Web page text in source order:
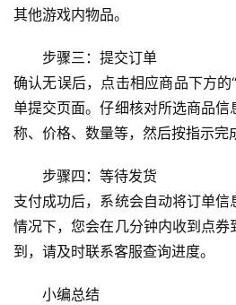
其他游戏内物品。
步骤三：提交订单
确认无误后，点击相应商品下方的
单提交页面。仔细核对所选商品信
称、价格、数量等，然后按指示完
步骤四：等待发货
支付成功后，系统会自动将订单
情况下，您会在几分钟内收到点
到，请及时联系客服查询进度。
小编总结